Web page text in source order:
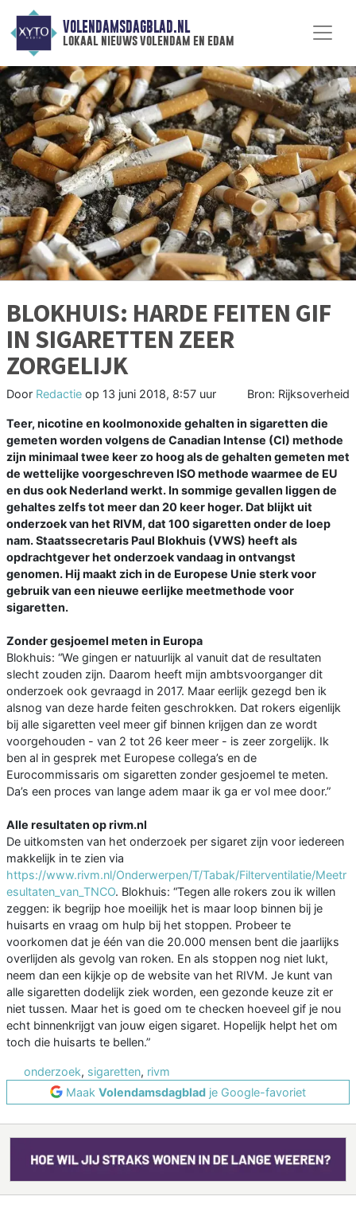
VOLENDAMSDAGBLAD.NL
lokaal nieuws volendam en edam
BLOKHUIS: HARDE FEITEN GIF
IN SIGARETTEN ZEER
ZORGELIJK
Door Redactie op 13 juni 2018, 8:57 uur Bron: Rijksoverheid
Teer, nicotine en koolmonoxide gehalten in sigaretten die
gemeten worden volgens de Canadian Intense (CI) methode
zijn minimaal twee keer zo hoog als de gehalten gemeten met
de wettelijke voorgeschreven ISO methode waarmee de EU
en dus ook Nederland werkt. In sommige gevallen liggen de
gehaltes zelfs tot meer dan 20 keer hoger. Dat blijkt uit
onderzoek van het RIVM, dat 100 sigaretten onder de loep
nam. Staatssecretaris Paul Blokhuis (VWS) heeft als
opdrachtgever het onderzoek vandaag in ontvangst
genomen. Hij maakt zich in de Europese Unie sterk voor
gebruik van een nieuwe eerlijke meetmethode voor
sigaretten.
Zonder gesjoemel meten in Europa
Blokhuis: “We gingen er natuurlijk al vanuit dat de resultaten
slecht zouden zijn. Daarom heeft mijn ambtsvoorganger dit
onderzoek ook gevraagd in 2017. Maar eerlijk gezegd ben ik
alsnog van deze harde feiten geschrokken. Dat rokers eigenlijk
bij alle sigaretten veel meer gif binnen krijgen dan ze wordt
voorgehouden - van 2 tot 26 keer meer - is zeer zorgelijk. Ik
ben al in gesprek met Europese collega’s en de
Eurocommissaris om sigaretten zonder gesjoemel te meten.
Da’s een proces van lange adem maar ik ga er vol mee door.”
Alle resultaten op rivm.nl
De uitkomsten van het onderzoek per sigaret zijn voor iedereen
makkelijk in te zien via
https://www.rivm.nl/Onderwerpen/T/Tabak/Filterventilatie/Meetr
esultaten_van_TNCO. Blokhuis: “Tegen alle rokers zou ik willen
zeggen: ik begrijp hoe moeilijk het is maar loop binnen bij je
huisarts en vraag om hulp bij het stoppen. Probeer te
voorkomen dat je één van die 20.000 mensen bent die jaarlijks
overlijden als gevolg van roken. En als stoppen nog niet lukt,
neem dan een kijkje op de website van het RIVM. Je kunt van
alle sigaretten dodelijk ziek worden, een gezonde keuze zit er
niet tussen. Maar het is goed om te checken hoeveel gif je nou
echt binnenkrijgt van jouw eigen sigaret. Hopelijk helpt het om
toch die huisarts te bellen.”
onderzoek, sigaretten, rivm
Maak Volendamsdagblad je Google-favoriet